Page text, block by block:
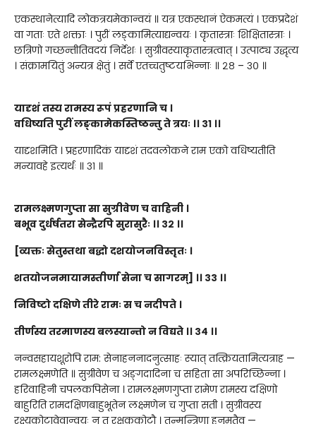
एकस्थानेत्यादि लोकत्रयमेकान्वयं ॥ यत्र एकस्थानं ऐकमत्यं । एकप्रदेशं
वा गताः एते शक्ताः । पुरीं लङ्कामित्याद्यन्वयः । कृतास्त्राः शिक्षितास्त्राः ।
छत्रिणो गच्छन्तीतिवदयं निर्देशः । सुग्रीवस्याकृतास्त्रत्वात् । उत्पाट्य उद्धृत्य
। संक्रामयितुं अन्यत्र क्षेतुं । सर्वे एतच्चतुष्टयभिन्नाः ॥ २८ – ३० ॥
यादृशं तस्य रामस्य रूपं प्रहरणानि च ।
वधिष्यति पुरीं लङ्कामेकस्तिष्ठन्तु ते त्रयः ।। ३१ ।।
यादृशमिति । प्रहरणादिकं यादृशं तदवलोकने राम एको वधिष्यतीति
मन्यावहे इत्यर्थः ॥ ३१ ॥
रामलक्ष्मणगुप्ता सा सुग्रीवेण च वाहिनी ।
बभूव दुर्धर्षतरासेन्द्रैरपि सुरासुरैः ।। ३२ ।।
[व्यक्तः सेतुस्तथा बद्धो दशयोजनविस्तृतः ।
शतयोजनमायामस्तीर्णा सेना च सागरम्] ।। ३३ ।।
निविष्टो दक्षिणे तीरे रामः स च नदीपते ।
तीर्णस्य तरमाणस्य बलस्यान्तो न विद्यते ।। ३४ ।।
नन्वसहायशूरोपि राम: सेनाहननादनुत्साहः स्यात् तत्क्रियतामित्यत्राह —
रामलक्ष्मणेति ॥ सुग्रीवेण च अङ्गदादिना च सहिता सा अपरिच्छिन्ना ।
हरिवाहिनी चपलकपिसेना । रामलक्ष्मणगुप्ता रामेण रामस्य दक्षिणो
बाहुरिति रामदक्षिणबाहुभूतेन लक्ष्मणेन च गुप्ता सती । सुग्रीवस्य
रक्ष्यकोटावेवान्वयः न तु रक्षककोटौ । तन्मन्त्रिणा हनुमतैव —